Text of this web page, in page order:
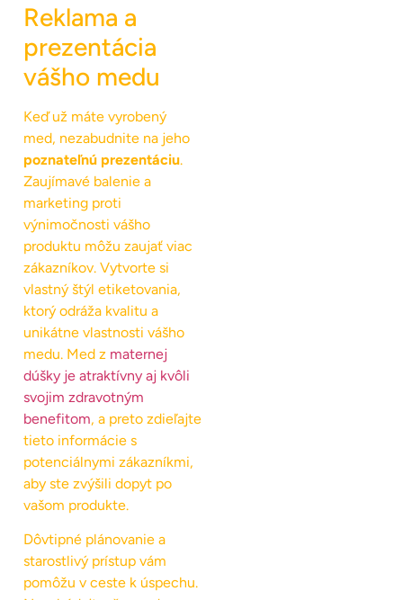
Reklama a
prezentácia
vášho medu
Keď už máte vyrobený
med, nezabudnite na jeho
poznateľnú prezentáciu.
Zaujímavé balenie a
marketing proti
výnimočnosti vášho
produktu môžu zaujať viac
zákazníkov. Vytvorte si
vlastný štýl etiketovania,
ktorý odráža kvalitu a
unikátne vlastnosti vášho
medu. Med z maternej
dúšky je atraktívny aj kvôli
svojim zdravotným
benefitom, a preto zdieľajte
tieto informácie s
potenciálnymi zákazníkmi,
aby ste zvýšili dopyt po
vašom produkte.
Dôvtipné plánovanie a
starostlivý prístup vám
pomôžu v ceste k úspechu.